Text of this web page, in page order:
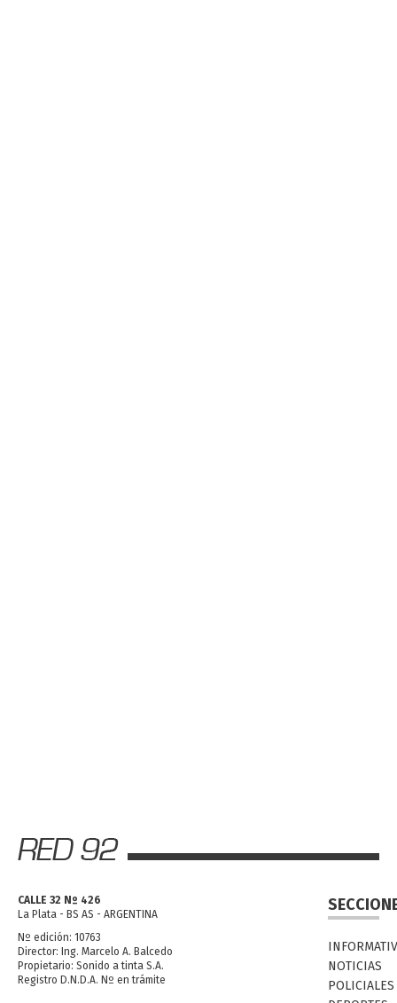
CALLE 32 Nº 426
La Plata - BS AS - ARGENTINA
Nº edición: 10763
Director: Ing. Marcelo A. Balcedo
Propietario: Sonido a tinta S.A.
Registro D.N.D.A. Nº en trámite
NOTICIAS
POLICIALES